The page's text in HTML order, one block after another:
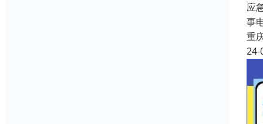
应
事
重
24-